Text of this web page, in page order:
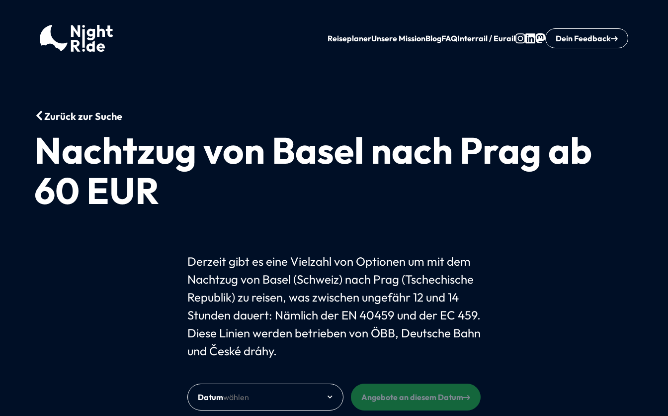
ReiseplanerUnsere MissionBlogFAQInterrail / Eurail Dein Feedback
Zurück zur Suche
Nachtzug von Basel nach Prag ab
60 EUR
Derzeit gibt es eine Vielzahl von Optionen um mit dem
Nachtzug von Basel (Schweiz) nach Prag (Tschechische
Republik) zu reisen, was zwischen ungefähr 12 und 14
Stunden dauert: Nämlich der EN 40459 und der EC 459.
Diese Linien werden betrieben von ÖBB, Deutsche Bahn
und České dráhy.
Datum Angebote an diesem Datum